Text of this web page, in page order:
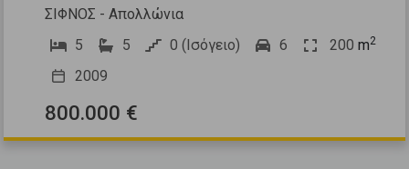
ΣΙΦΝΟΣ - Απολλώνια
5
5 0 (Ισόγειο) 6 200 m2
2009
800.000 €